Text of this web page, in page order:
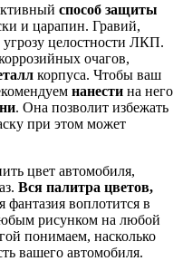
способ защиты
и царапин. Гравий,
целостности ЛКП.
очагов,
корпуса. Чтобы ваш
нанести на него
. Она позволит избежать
при этом может
цвет автомобиля,
Вся палитра цветов,
фантазия воплотится в
рисунком на любой
понимаем, насколько
вашего автомобиля.